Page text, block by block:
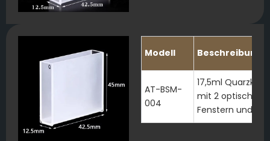
Modell Beschreibung
AT-BSM-
004
17,5ml
mit 2 optischen
Fenstern und